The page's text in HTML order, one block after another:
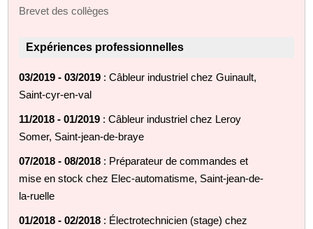
Brevet des collèges
Expériences professionnelles
03/2019 - 03/2019 : Câbleur industriel chez Guinault,
Saint-cyr-en-val
11/2018 - 01/2019 : Câbleur industriel chez Leroy
Somer, Saint-jean-de-braye
07/2018 - 08/2018 : Préparateur de commandes et
mise en stock chez Elec-automatisme, Saint-jean-de-
la-ruelle
01/2018 - 02/2018 : Électrotechnicien (stage) chez